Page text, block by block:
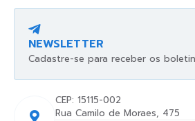
Rua Camilo de Moraes, 475
CEP: 15115-002
NEWSLETTER
Cadastre-se para receber os